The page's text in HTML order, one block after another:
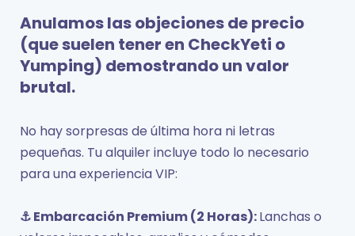
Anulamos las objeciones de precio
(que suelen tener en CheckYeti o
Yumping) demostrando un valor
brutal.
No hay sorpresas de última hora ni letras
pequeñas. Tu alquiler incluye todo lo necesario
para una experiencia VIP:
⚓ Embarcación Premium (2 Horas):Lanchas o